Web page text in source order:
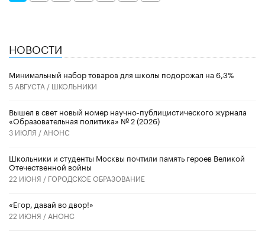
НОВОСТИ
Минимальный набор товаров для школы подорожал на 6,3%
5 АВГУСТА / ШКОЛЬНИКИ
Вышел в свет новый номер научно-публицистического журнала
«Образовательная политика» № 2 (2026)
3 ИЮЛЯ / АНОНС
Школьники и студенты Москвы почтили память героев Великой
Отечественной войны
22 ИЮНЯ / ГОРОДСКОЕ ОБРАЗОВАНИЕ
«Егор, давай во двор!»
22 ИЮНЯ / АНОНС